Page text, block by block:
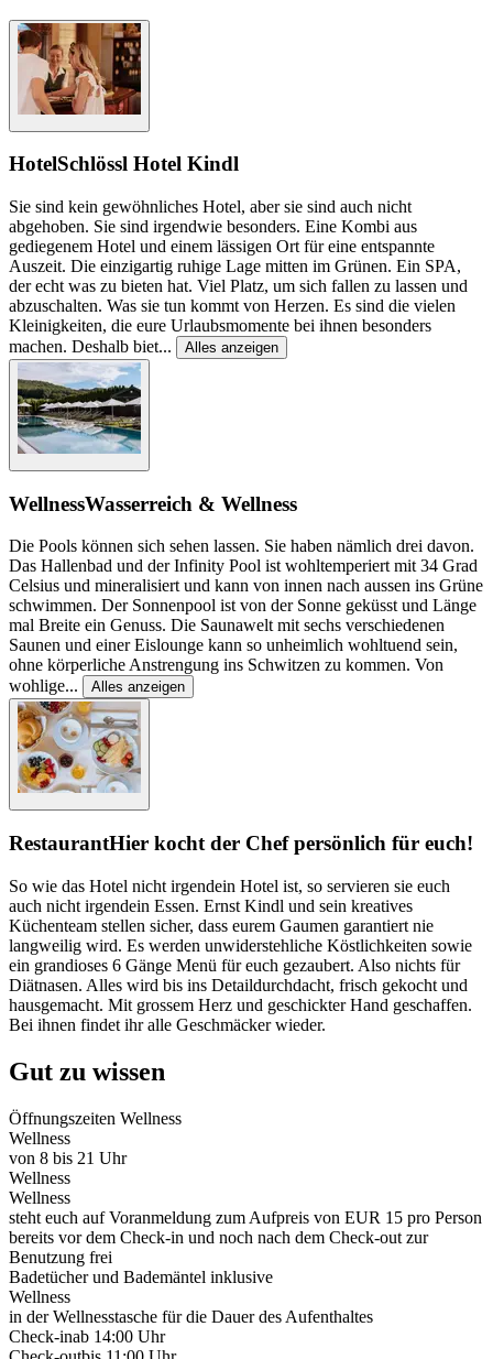
HotelSchlössl Hotel Kindl
Sie sind kein gewöhnliches Hotel, aber sie sind auch nicht
abgehoben. Sie sind irgendwie besonders. Eine Kombi aus
gediegenem Hotel und einem lässigen Ort für eine entspannte
Auszeit. Die einzigartig ruhige Lage mitten im Grünen. Ein SPA,
der echt was zu bieten hat. Viel Platz, um sich fallen zu lassen und
abzuschalten. Was sie tun kommt von Herzen. Es sind die vielen
Kleinigkeiten, die eure Urlaubsmomente bei ihnen besonders
machen. Deshalb biet... Alles anzeigen
WellnessWasserreich & Wellness
Die Pools können sich sehen lassen. Sie haben nämlich drei davon.
Das Hallenbad und der Infinity Pool ist wohltemperiert mit 34 Grad
Celsius und mineralisiert und kann von innen nach aussen ins Grüne
schwimmen. Der Sonnenpool ist von der Sonne geküsst und Länge
mal Breite ein Genuss. Die Saunawelt mit sechs verschiedenen
Saunen und einer Eislounge kann so unheimlich wohltuend sein,
ohne körperliche Anstrengung ins Schwitzen zu kommen. Von
wohlige... Alles anzeigen
RestaurantHier kocht der Chef persönlich für euch!
So wie das Hotel nicht irgendein Hotel ist, so servieren sie euch
auch nicht irgendein Essen. Ernst Kindl und sein kreatives
Küchenteam stellen sicher, dass eurem Gaumen garantiert nie
langweilig wird. Es werden unwiderstehliche Köstlichkeiten sowie
ein grandioses 6 Gänge Menü für euch gezaubert. Also nichts für
Diätnasen. Alles wird bis ins Detaildurchdacht, frisch gekocht und
hausgemacht. Mit grossem Herz und geschickter Hand geschaffen.
Bei ihnen findet ihr alle Geschmäcker wieder.
Gut zu wissen
Öffnungszeiten Wellness
Wellness
von 8 bis 21 Uhr
Wellness
Wellness
steht euch auf Voranmeldung zum Aufpreis von EUR 15 pro Person
bereits vor dem Check-in und noch nach dem Check-out zur
Benutzung frei
Badetücher und Bademäntel inklusive
Wellness
in der Wellnesstasche für die Dauer des Aufenthaltes
Check-inab 14:00 Uhr